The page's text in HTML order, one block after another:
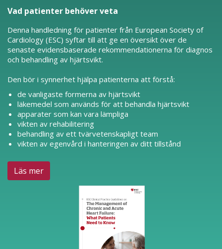
Vad patienter behöver veta
Denna handledning för patienter från European Society of
Cardiology (ESC) syftar till att ge en översikt över de
senaste evidensbaserade rekommendationerna för diagnos
och behandling av hjärtsvikt.
Den bör i synnerhet hjälpa patienterna att förstå:
de vanligaste formerna av hjärtsvikt
läkemedel som används för att behandla hjärtsvikt
apparater som kan vara lämpliga
vikten av rehabilitering
behandling av ett tvärvetenskapligt team
vikten av egenvård i hanteringen av ditt tillstånd
Läs mer